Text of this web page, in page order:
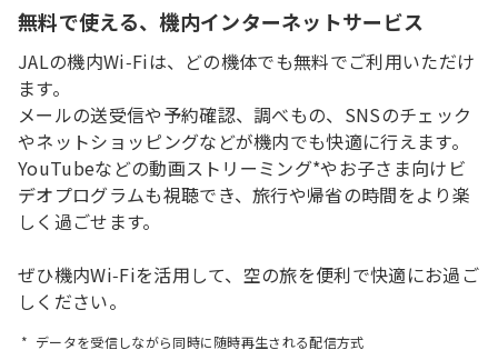
無料で使える、機内インターネットサービス
JALの機内Wi‑Fiは、どの機体でも無料でご利用いただけ
ます。
メールの送受信や予約確認、調べもの、SNSのチェック
やネットショッピングなどが機内でも快適に行えます。
YouTubeなどの動画ストリーミング*やお子さま向けビ
デオプログラムも視聴でき、旅行や帰省の時間をより楽
しく過ごせます。
ぜひ機内Wi‑Fiを活用して、空の旅を便利で快適にお過ご
しください。
データを受信しながら同時に随時再生される配信方式